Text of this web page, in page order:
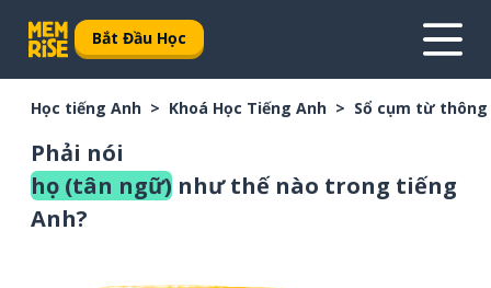
Bắt Đầu Học
Học tiếng Anh Khoá Học Tiếng Anh Sổ cụm từ
Phải nói
họ (tân ngữ) như thế nào trong tiếng
Anh?